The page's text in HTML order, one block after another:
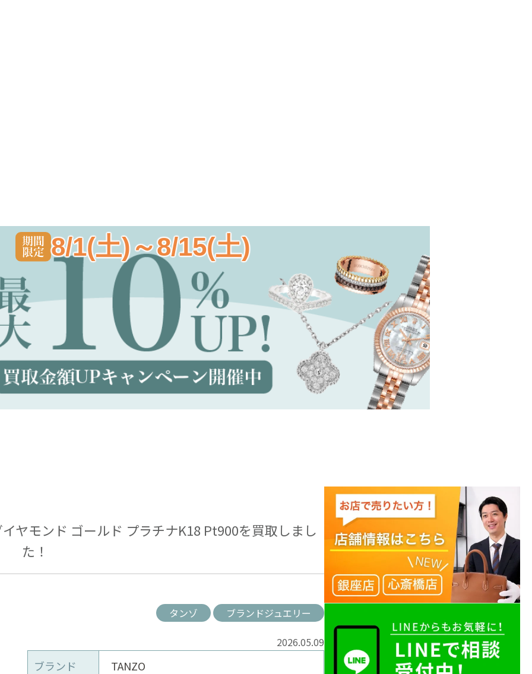
8/1(土)～8/15(土)
ヤモンド ゴールド プラチナK18 Pt900を買取しまし
た！
タンゾ ブランドジュエリー
2026.05.09
ブランド
TANZO